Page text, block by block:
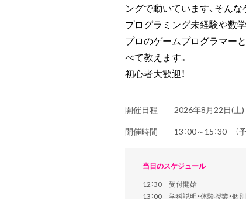
ングで動いています、そんな
プログラミング未経験や数
プロのゲームプログラマー
べて教えます。
初心者大歓迎！
開催日程
2026年8月22日(土)
開催時間
13：00～15：30
当日のスケジュール
12：30 受付開始
13：00 学科説明・体験授業・個